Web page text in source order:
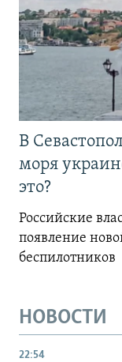
В
моря
это?
Российские
появление
беспилотников
НОВОСТИ
22:54